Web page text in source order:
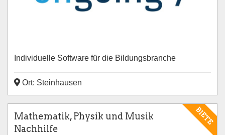
Individuelle Software für die Bildungsbranche
Ort: Steinhausen
BIETE
Mathematik, Physik und Musik
Nachhilfe